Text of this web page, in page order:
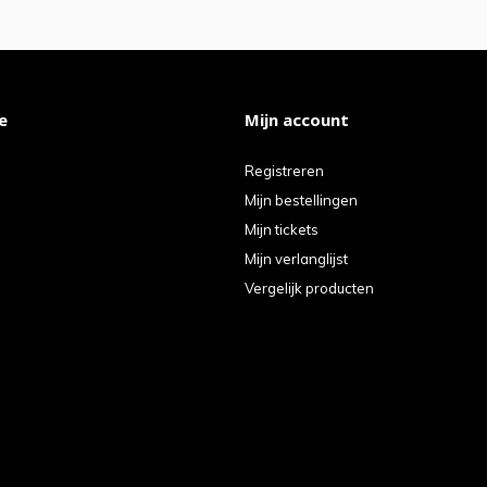
Mijn account
Registreren
Mijn bestellingen
Mijn tickets
Mijn verlanglijst
Vergelijk producten